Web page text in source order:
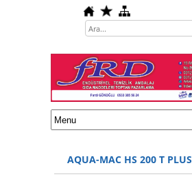
AQUA-MAC HS 200 T PLUS